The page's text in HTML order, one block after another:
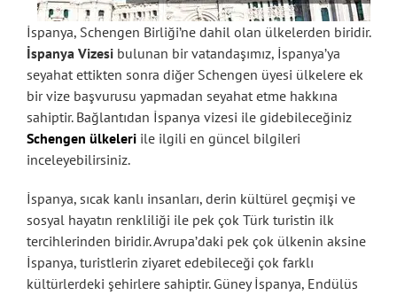
İspanya, Schengen Birliği’ne dahil olan ülkelerden biridir.
İspanya Vizesi bulunan bir vatandaşımız, İspanya’ya
seyahat ettikten sonra diğer Schengen üyesi ülkelere ek
bir vize başvurusu yapmadan seyahat etme hakkına
sahiptir. Bağlantıdan İspanya vizesi ile gidebileceğiniz
Schengen ülkeleri ile ilgili en güncel bilgileri
inceleyebilirsiniz.
İspanya, sıcak kanlı insanları, derin kültürel geçmişi ve
sosyal hayatın renkliliği ile pek çok Türk turistin ilk
tercihlerinden biridir. Avrupa’daki pek çok ülkenin aksine
İspanya, turistlerin ziyaret edebileceği çok farklı
kültürlerdeki şehirlere sahiptir. Güney İspanya, Endülüs